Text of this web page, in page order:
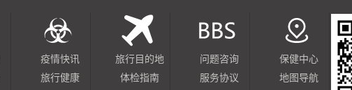
疫情快讯
旅行健康
旅行目的地
体检指南
问题咨询
服务协议
保健中心
地图导航